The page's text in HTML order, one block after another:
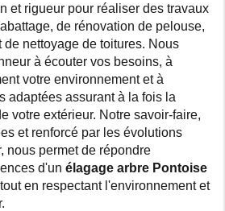
et rigueur pour réaliser des travaux
de rénovation de pelouse,
nettoyage de toitures. Nous
à écouter vos besoins, à
votre environnement et à
adaptées assurant à la fois la
votre extérieur. Notre savoir-faire,
et renforcé par les évolutions
nous permet de répondre
d'un élagage arbre Pontoise
en respectant l'environnement et